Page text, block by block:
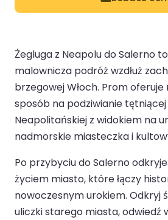
Żegluga z Neapolu do Salerno
malownicza podróż wzdłuż
brzegowej Włoch. Prom oferuje
sposób na podziwianie
Neapolitańskiej z widokiem na
nadmorskie miasteczka i
Po przybyciu do Salerno
życiem miasto, które łączy
nowoczesnym urokiem. Odkryj
uliczki starego miasta, odwiedź